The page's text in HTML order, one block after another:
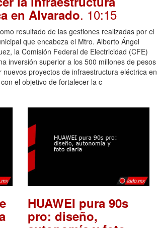
en Alvarado. 10:15
resultado de las gestiones realizadas por el
que encabeza el Mtro. Alberto Ángel
la Comisión Federal de Electricidad (CFE)
inversión superior a los 500 millones de pesos
nuevos proyectos de infraestructura eléctrica en
el objetivo de fortalecer la c
HUAWEI pura 90s
pro: diseño,